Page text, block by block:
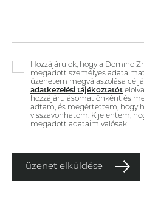
Hozzájárulok, hogy a Domino
megadott személyes
üzenetem megválaszolása
adatkezelési tájékoztatót
hozzájárulásomat önként és
adtam, és megértettem, hogy
visszavonhatom. Kijelentem,
megadott adataim valósak.
üzenet elküldése